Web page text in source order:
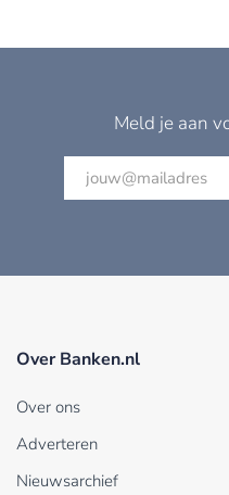
Meld je aan
Over Banken.nl
Over ons
Adverteren
Nieuwsarchief